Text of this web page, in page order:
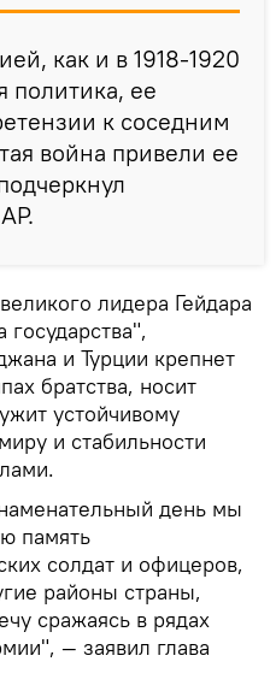
как и в 1918-1920
политика, ее
к соседним
война привели ее
лидера Гейдара
и Турции крепнет
братства, носит
устойчивому
и стабильности
день мы
память
солдат и офицеров,
районы страны,
сражаясь в рядах
— заявил глава